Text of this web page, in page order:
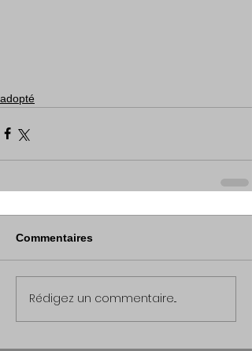
adopté
Commentaires
Rédigez un commentaire...